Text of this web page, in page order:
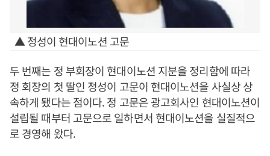
▲ 정성이 현대이노션 고문
두 번째는 정 부회장이 현대이노션 지분을 정리함에 따라
정 회장의 첫 딸인 정성이 고문이 현대이노션을 사실상 상
속하게 됐다는 점이다. 정 고문은 광고회사인 현대이노션이
설립될 때부터 고문으로 일하면서 현대이노션을 실질적으
로 경영해 왔다.